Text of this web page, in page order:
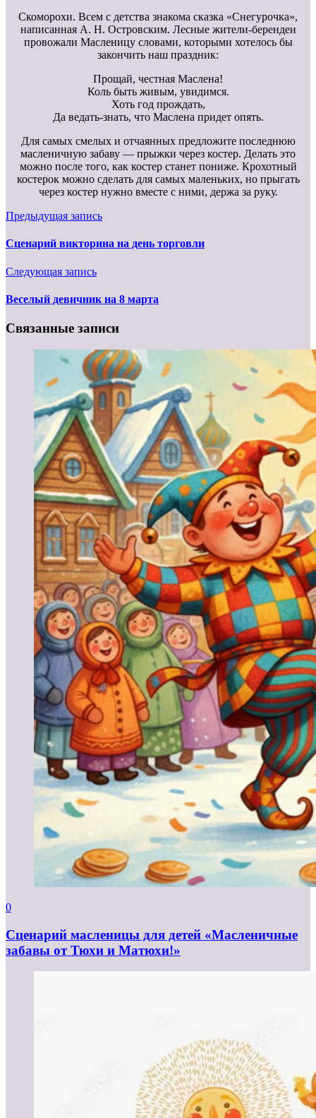
Скоморохи. Всем с детства знакома сказка «Снегурочка»,
написанная А. Н. Островским. Лесные жители-берендеи
провожали Масленицу словами, которыми хотелось бы
закончить наш праздник:
Прощай, честная Маслена!
Коль быть живым, увидимся.
Хоть год прождать,
Да ведать-знать, что Маслена придет опять.
Для самых смелых и отчаянных предложите последнюю
масленичную забаву — прыжки через костер. Делать это
можно после того, как костер станет пониже. Крохотный
костерок можно сделать для самых маленьких, но прыгать
через костер нужно вместе с ними, держа за руку.
Предыдущая запись
Сценарий викторина на день торговли
Следующая запись
Веселый девичник на 8 марта
Связанные записи
0
Сценарий масленицы для детей «Масленичные
забавы от Тюхи и Матюхи!»